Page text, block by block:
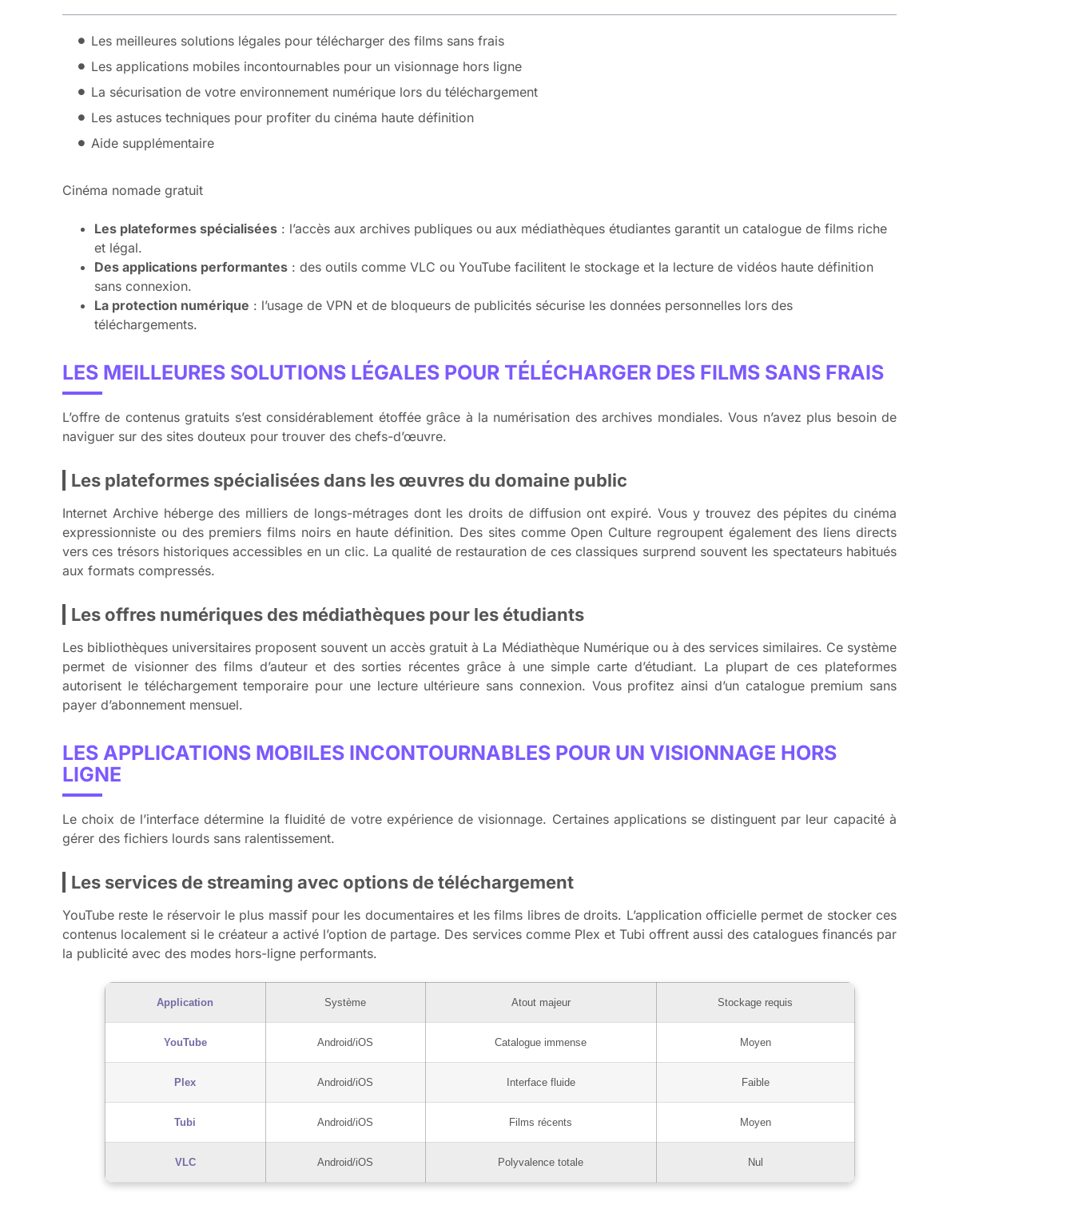
Les meilleures solutions légales pour télécharger des films sans frais
Les applications mobiles incontournables pour un visionnage hors ligne
La sécurisation de votre environnement numérique lors du téléchargement
Les astuces techniques pour profiter du cinéma haute définition
Aide supplémentaire
Cinéma nomade gratuit
Les plateformes spécialisées : l’accès aux archives publiques ou aux médiathèques étudiantes garantit un catalogue de films riche
et légal.
Des applications performantes : des outils comme VLC ou YouTube facilitent le stockage et la lecture de vidéos haute définition
sans connexion.
La protection numérique : l’usage de VPN et de bloqueurs de publicités sécurise les données personnelles lors des
téléchargements.
LES MEILLEURES SOLUTIONS LÉGALES POUR TÉLÉCHARGER DES FILMS SANS FRAIS
L’offre de contenus gratuits s’est considérablement étoffée grâce à la numérisation des archives mondiales. Vous n’avez plus besoin de
naviguer sur des sites douteux pour trouver des chefs-d’œuvre.
Les plateformes spécialisées dans les œuvres du domaine public
Internet Archive héberge des milliers de longs-métrages dont les droits de diffusion ont expiré. Vous y trouvez des pépites du cinéma
expressionniste ou des premiers films noirs en haute définition. Des sites comme Open Culture regroupent également des liens directs
vers ces trésors historiques accessibles en un clic. La qualité de restauration de ces classiques surprend souvent les spectateurs habitués
aux formats compressés.
Les offres numériques des médiathèques pour les étudiants
Les bibliothèques universitaires proposent souvent un accès gratuit à La Médiathèque Numérique ou à des services similaires. Ce système
permet de visionner des films d’auteur et des sorties récentes grâce à une simple carte d’étudiant. La plupart de ces plateformes
autorisent le téléchargement temporaire pour une lecture ultérieure sans connexion. Vous profitez ainsi d’un catalogue premium sans
payer d’abonnement mensuel.
LES APPLICATIONS MOBILES INCONTOURNABLES POUR UN VISIONNAGE HORS
LIGNE
Le choix de l’interface détermine la fluidité de votre expérience de visionnage. Certaines applications se distinguent par leur capacité à
gérer des fichiers lourds sans ralentissement.
Les services de streaming avec options de téléchargement
YouTube reste le réservoir le plus massif pour les documentaires et les films libres de droits. L’application officielle permet de stocker ces
contenus localement si le créateur a activé l’option de partage. Des services comme Plex et Tubi offrent aussi des catalogues financés par
la publicité avec des modes hors-ligne performants.
Application Système Atout majeur Stockage requis
YouTube Android/iOS Catalogue immense Moyen
Plex Android/iOS Interface fluide Faible
Tubi Android/iOS Films récents Moyen
VLC Android/iOS Polyvalence totale Nul